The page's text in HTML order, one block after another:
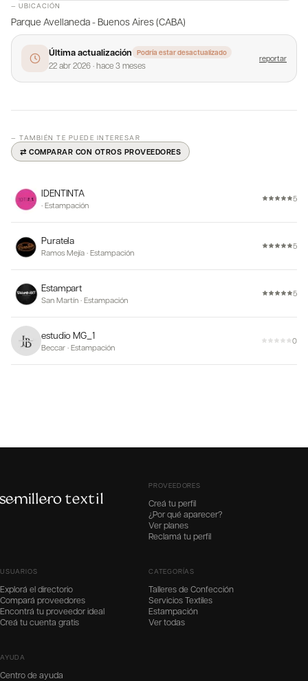
— UBICACIÓN
Parque Avellaneda - Buenos Aires (CABA)
Última actualización Podría estar desactualizado
22 abr 2026·hace 3 meses
reportar
— TAMBIÉN TE PUEDE INTERESAR
⇄ COMPARAR CON OTROS PROVEEDORES
IDENTINTA
· Estampación
5
Puratela
Ramos Mejía · Estampación
5
Estampart
San Martín · Estampación
5
estudio MG_1
Beccar · Estampación
0
PROVEEDORES
Creá tu perfil
¿Por qué aparecer?
Ver planes
Reclamá tu perfil
USUARIOS
Explorá el directorio
Compará proveedores
Encontrá tu proveedor ideal
Creá tu cuenta gratis
CATEGORÍAS
Talleres de Confección
Servicios Textiles
Estampación
Ver todas
AYUDA
Centro de ayuda